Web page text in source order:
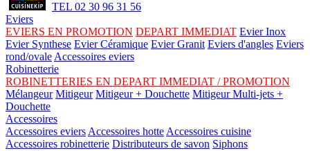
TEL 02 30 96 31 56
Eviers
EVIERS EN PROMOTION DEPART IMMEDIAT Evier Inox
Evier Synthese Evier Céramique Evier Granit Eviers d'angles Eviers
rond/ovale Accessoires eviers
Robinetterie
ROBINETTERIES EN DEPART IMMEDIAT / PROMOTION
Mélangeur Mitigeur Mitigeur + Douchette Mitigeur Multi-jets +
Douchette
Accessoires
Accessoires eviers Accessoires hotte Accessoires cuisine
Accessoires robinetterie Distributeurs de savon Siphons